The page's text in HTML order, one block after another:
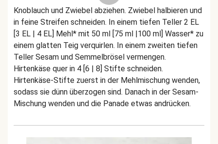
Knoblauch und Zwiebel abziehen. Zwiebel halbieren und
in feine Streifen schneiden. In einem tiefen Teller 2 EL
[3 EL | 4 EL] Mehl* mit 50 ml [75 ml |100 ml] Wasser* zu
einem glatten Teig verquirlen. In einem zweiten tiefen
Teller Sesam und Semmelbrösel vermengen.
Hirtenkäse quer in 4 [6 | 8] Stifte schneiden.
Hirtenkäse-Stifte zuerst in der Mehlmischung wenden,
sodass sie dünn überzogen sind. Danach in der Sesam-
Mischung wenden und die Panade etwas andrücken.